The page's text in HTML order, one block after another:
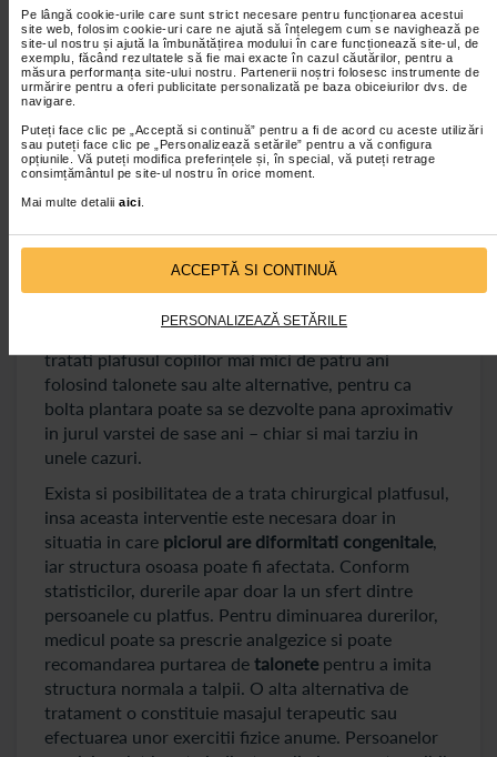
Pe lângă cookie-urile care sunt strict necesare pentru funcționarea acestui
site web, folosim cookie-uri care ne ajută să înțelegem cum se navighează pe
site-ul nostru și ajută la îmbunătățirea modului în care funcționează site-ul, de
exemplu, făcând rezultatele să fie mai exacte în cazul căutărilor, pentru a
măsura performanța site-ului nostru. Partenerii noștri folosesc instrumente de
urmărire pentru a oferi publicitate personalizată pe baza obiceiurilor dvs. de
navigare.
Puteți face clic pe „Acceptă si continuă” pentru a fi de acord cu aceste utilizări
sau puteți face clic pe „Personalizează setările” pentru a vă configura
opțiunile. Vă puteți modifica preferințele și, în special, vă puteți retrage
consimțământul pe site-ul nostru în orice moment.
Mai multe detalii aici
ACCEPTĂ SI CONTINUĂ
PERSONALIZEAZĂ SETĂRILE
Tratament pentru platfus
Pentru a stabili tratamentul de care este nevoie
pentru picior plat, medicul va trebui sa stabileasca
diagnosticul avand in vedere simptomele pacientului
dar siinvestigatii imagistice, ca de exemplu
radiografii sau tomografie computerizata (CT).
Tratamentul va fi stabilit dupa ce medicul
examineaza piciorul si felul in care calca pacientul.
Trebuie mentionat faptul ca tratarea platfusului se
simptome care afecteaza negativ calitatea vietii
persoanei respective. Nu trebuie sa incercati sa
tratati plafusul copiilor mai mici de patru ani
folosind talonete sau alte alternative, pentru ca
bolta plantara poate sa se dezvolte pana aproximativ
in jurul varstei de sase ani – chiar si mai tarziu in
unele cazuri.
Exista si posibilitatea de a trata chirurgical platfusul,
insa aceasta interventie este necesara doar in
situatia in care piciorul are diformitati congenitale,
iar structura osoasa poate fi afectata. Conform
statisticilor, durerile apar doar la un sfert dintre
persoanele cu platfus. Pentru diminuarea durerilor,
medicul poate sa prescrie analgezice si poate
recomandarea purtarea de talonetepentru a imita
structura normala a talpii. O alta alternativa de
tratament o constituie masajul terapeutic sau
efectuarea unor exercitii fizice anume. Persoanelor